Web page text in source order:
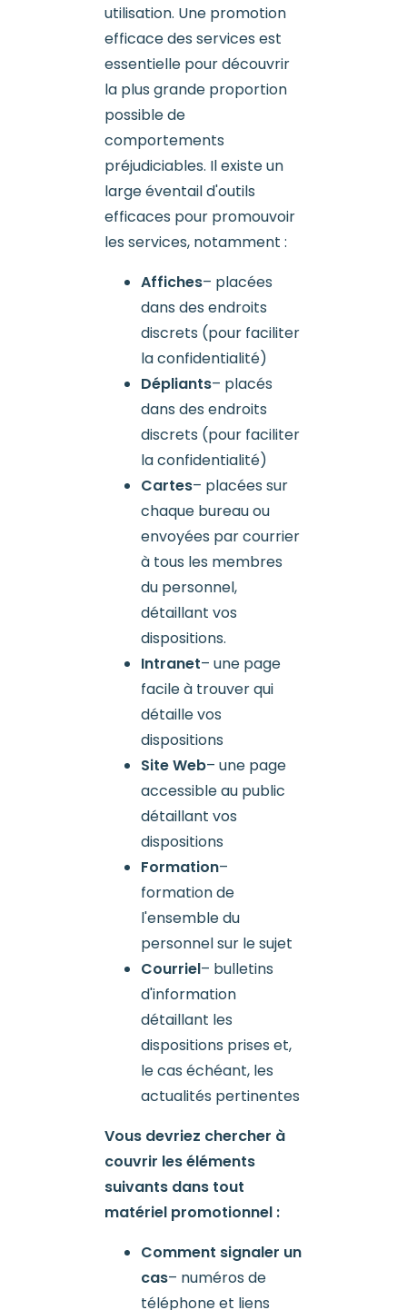
utilisation. Une promotion
efficace des services est
essentielle pour découvrir
la plus grande proportion
possible de
comportements
préjudiciables. Il existe un
large éventail d'outils
efficaces pour promouvoir
les services, notamment :
Affiches– placées
dans des endroits
discrets (pour faciliter
la confidentialité)
Dépliants– placés
dans des endroits
discrets (pour faciliter
la confidentialité)
Cartes– placées sur
chaque bureau ou
envoyées par courrier
à tous les membres
du personnel,
détaillant vos
dispositions.
Intranet– une page
facile à trouver qui
détaille vos
dispositions
Site Web– une page
accessible au public
détaillant vos
dispositions
Formation–
formation de
l'ensemble du
personnel sur le sujet
Courriel– bulletins
d'information
détaillant les
dispositions prises et,
le cas échéant, les
actualités pertinentes
Vous devriez chercher à
couvrir les éléments
suivants dans tout
matériel promotionnel :
Comment signaler un
cas– numéros de
téléphone et liens